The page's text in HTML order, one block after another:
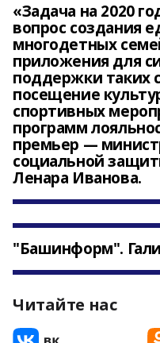
«Задача на 2020
вопрос создания
многодетных
приложения для
поддержки таких
посещение
спортивных
программ
премьер —
социальной
Ленара Иванова.
"Башинформ".
Читайте нас